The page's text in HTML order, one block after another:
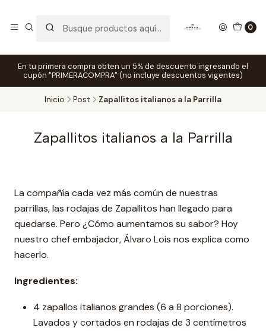
0
En tu primera compra obten un 5% de descuento ingresando el
cupón "PRIMERACOMPRA" (no incluye descuentos vigentes)
Inicio Post Zapallitos italianos a la Parrilla
Zapallitos italianos a la Parrilla
La compañía cada vez más común de nuestras
parrillas, las rodajas de Zapallitos han llegado para
quedarse. Pero ¿Cómo aumentamos su sabor? Hoy
nuestro chef embajador, Álvaro Lois nos explica como
hacerlo.
Ingredientes:
4 zapallos italianos grandes (6 a 8 porciones).
Lavados y cortados en rodajas de 3 centímetros